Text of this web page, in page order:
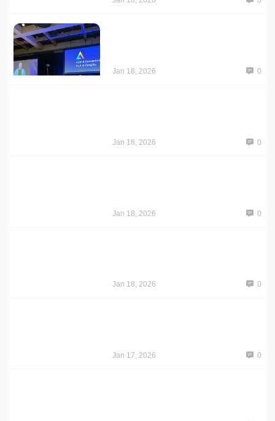
Jan 18, 2026 0
Jan 18, 2026 0
Jan 18, 2026 0
Jan 18, 2026 0
Jan 17, 2026 0